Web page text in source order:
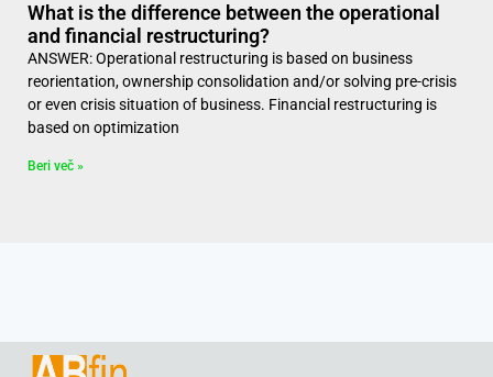
What is the difference between the operational
and financial restructuring?
ANSWER: Operational restructuring is based on business
reorientation, ownership consolidation and/or solving pre-crisis
or even crisis situation of business. Financial restructuring is
based on optimization
Beri več »